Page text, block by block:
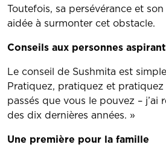
Toutefois, sa persévérance et
aidée à surmonter cet obstacle.
Conseils aux personnes
Le conseil de Sushmita est
Pratiquez, pratiquez et pratiquez
passés que vous le pouvez – j’ai
des dix dernières années. »
Une première pour la famille